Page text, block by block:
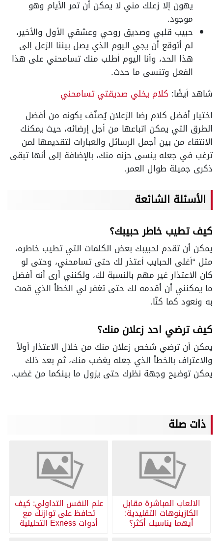
يهون إلا زعلك مني لا يمكن أن تمر الأيام وهو
موجود.
حبيب قلبي وصديق روحي وعشقي الأول والأخير،
لم أتوقع أن يجي اليوم الذي يصل بيننا الزعل إلى
هذا الحد، وأنا اليوم أطلب منك تسامحني على هذا
الفعل وتنسى ما حدث.
شاهد أيضًا: كلام يخلي صديقتي تسامحني
اختيار أفضل كلام رضا الزعلان يُصنّف بكونه من أفضل
الطرق التي يمكن اتباعها من أجل إرضائه، حيث يمكنك
الانتقاء من بين أجمل الرسائل والعبارات لتقديمها لمن
ترغب في جعله ينسى حزنه منك، بالإضافة إلى أنها تبقى
ذكرى جميلة طوال العمر.
الأسئلة الشائعة
كيف تطيب خاطر حبيبك؟
يمكن أن تقدم لحبيبك بعض الكلمات التي تطيب خاطره،
مثل “أغلى الحبايب أعتذر لك حتى تسامحني، وحتى لو
كان الاعتذار غير مهم بالنسبة لك، ولكنني أرى أنه أفضل
ما يمكنني أن أقدمه لك حتى تغفر لي الخطأ الذي قمت
به ونعود كما كنّا.
كيف ترضي احد زعلان منك؟
يمكن أن ترضي شخص زعلان منك من خلال الاعتذار أولاً
والاعتراف بالخطأ الذي جعله يغضب منك، ثم بعد ذلك
يمكن توضيح وجهة نظرك حتى يزول ما بينكما من غضب.
ذات صلة
الالعاب المباشرة مقابل
الكازينوهات التقليدية:
أيهما يناسبك أكثر؟
علم النفس التداولي: كيف
تحافظ على توازنك مع
أدوات Exness التحليلية